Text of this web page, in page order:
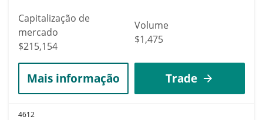
Capitalização de
mercado
$215,154
Volume
$1,475
Mais informação Trade
4612